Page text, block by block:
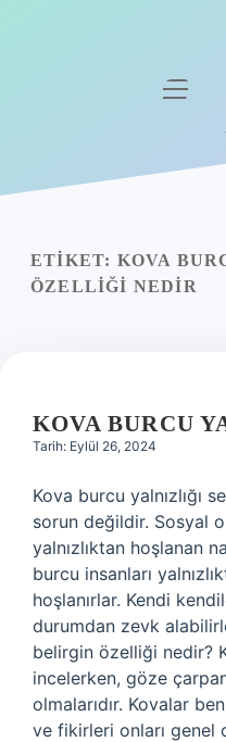
Yasal Uyarı
menüyü
ETIKET: KOVA
ÖZELLIĞI NEDIR
KOVA BURCU
Tarih: Eylül 26, 2024
Kova burcu yalnızlığı
sorun değildir. Sosyal
yalnızlıktan hoşlanan
burcu insanları
hoşlanırlar. Kendi
durumdan zevk
belirgin özelliği nedir?
incelerken, göze
olmalarıdır. Kovalar
ve fikirleri onları genel